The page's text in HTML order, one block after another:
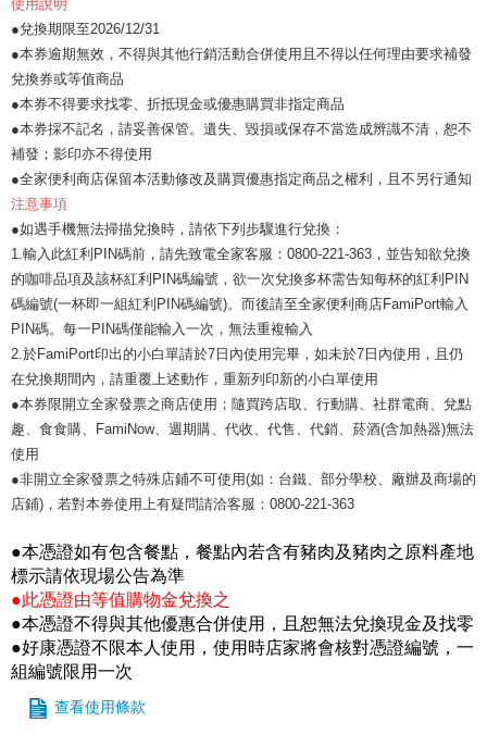
使用說明
●兌換期限至2026/12/31
●本券逾期無效，不得與其他行銷活動合併使用且不得以任何理由要求補發
兌換券或等值商品
●本券不得要求找零、折抵現金或優惠購買非指定商品
●本券採不記名，請妥善保管。遺失、毀損或保存不當造成辨識不清，恕不
補發；影印亦不得使用
●全家便利商店保留本活動修改及購買優惠指定商品之權利，且不另行通知
注意事項
●如遇手機無法掃描兌換時，請依下列步驟進行兌換：
1.輸入此紅利PIN碼前，請先致電全家客服：0800-221-363，並告知欲兌換
的咖啡品項及該杯紅利PIN碼編號，欲一次兌換多杯需告知每杯的紅利PIN
碼編號(一杯即一組紅利PIN碼編號)。而後請至全家便利商店FamiPort輸入
PIN碼。每一PIN碼僅能輸入一次，無法重複輸入
2.於FamiPort印出的小白單請於7日內使用完畢，如未於7日內使用，且仍
在兌換期間內，請重覆上述動作，重新列印新的小白單使用
●本券限開立全家發票之商店使用；隨買跨店取、行動購、社群電商、兌點
趣、食食購、FamiNow、週期購、代收、代售、代銷、菸酒(含加熱器)無法
使用
●非開立全家發票之特殊店鋪不可使用(如：台鐵、部分學校、廠辦及商場的
店鋪)，若對本券使用上有疑問請洽客服：0800-221-363
●本憑證如有包含餐點，餐點內若含有豬肉及豬肉之原料產地
標示請依現場公告為準
●此憑證由等值購物金兌換之
●本憑證不得與其他優惠合併使用，且恕無法兌換現金及找零
●好康憑證不限本人使用，使用時店家將會核對憑證編號，一
組編號限用一次
查看使用條款